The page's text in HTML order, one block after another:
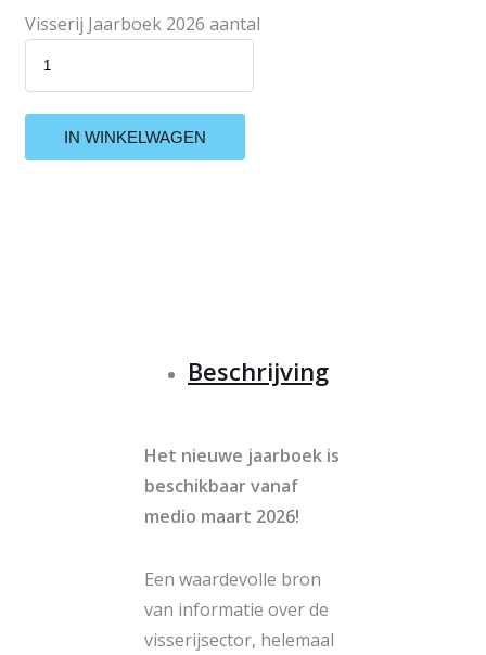
Visserij Jaarboek 2026 aantal
IN WINKELWAGEN
Beschrijving
Het nieuwe jaarboek is
beschikbaar vanaf
medio maart 2026!
Een waardevolle bron
van informatie over de
visserijsector, helemaal